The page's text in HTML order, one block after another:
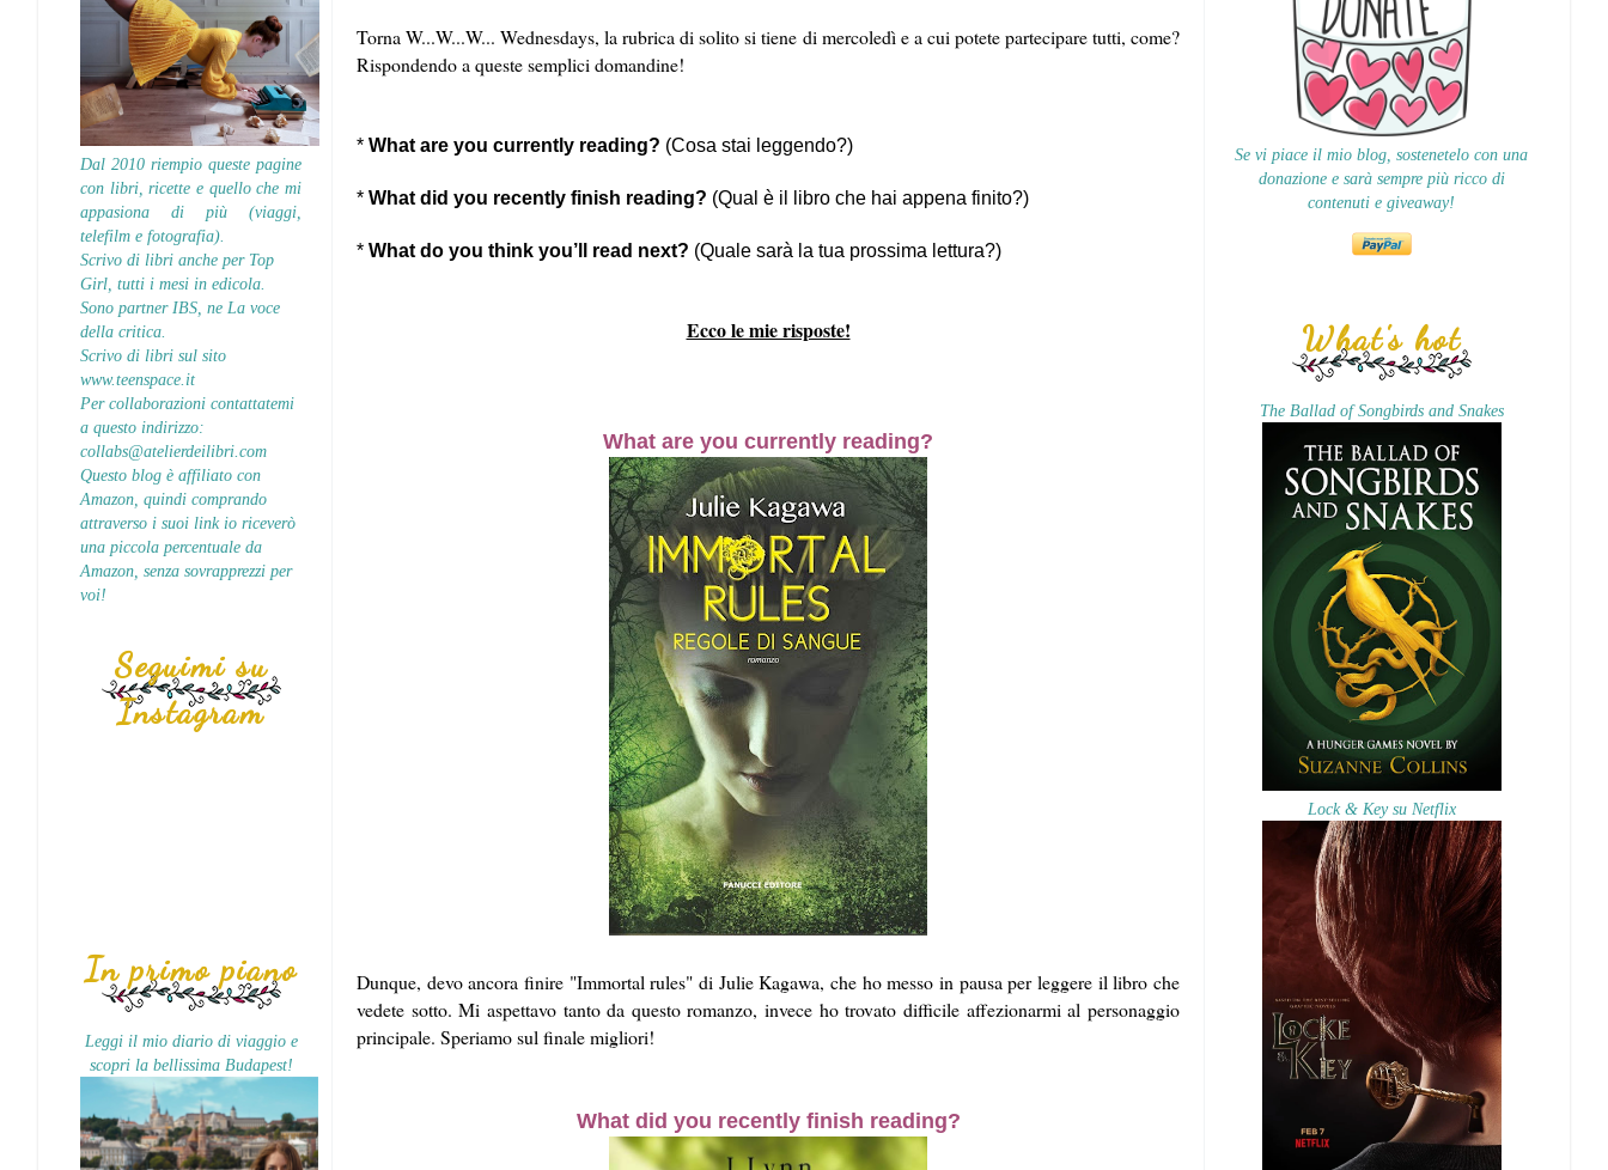
Torna W...W...W... Wednesdays, la rubrica di solito si tiene di mercoledì e a cui potete partecipare tutti, come?
Rispondendo a queste semplici domandine!
* What are you currently reading? (Cosa stai leggendo?)
* What did you recently finish reading? (Qual è il libro che hai appena finito?)
* What do you think you’ll read next? (Quale sarà la tua prossima lettura?)
Ecco le mie risposte!
What are you currently reading?
Dunque, devo ancora finire "Immortal rules" di Julie Kagawa, che ho messo in pausa per leggere il libro che
vedete sotto. Mi aspettavo tanto da questo romanzo, invece ho trovato difficile affezionarmi al personaggio
principale. Speriamo sul finale migliori!
What did you recently finish reading?
Dal 2010 riempio queste pagine
con libri, ricette e quello che mi
appasiona di più (viaggi,
telefilm e fotografia).
Scrivo di libri anche per Top
Girl, tutti i mesi in edicola.
Sono partner IBS, ne La voce
della critica.
Scrivo di libri sul sito
www.teenspace.it
Per collaborazioni contattatemi
a questo indirizzo:
collabs@atelierdeilibri.com
Questo blog è affiliato con
Amazon, quindi comprando
attraverso i suoi link io riceverò
una piccola percentuale da
Amazon, senza sovrapprezzi per
voi!
Seguimi su
Instagram
In primo piano
Leggi il mio diario di viaggio e
scopri la bellissima Budapest!
Se vi piace il mio blog, sostenetelo con una
donazione e sarà sempre più ricco di
contenuti e giveaway!
What's hot
The Ballad of Songbirds and Snakes
Lock & Key su Netflix